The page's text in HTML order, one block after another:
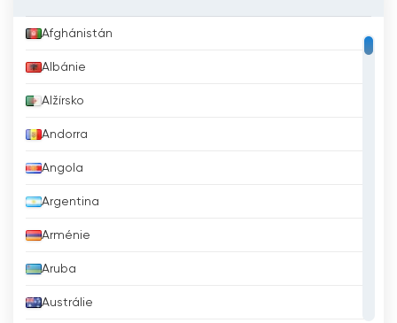
Afghánistán
Albánie
Alžírsko
Andorra
Angola
Argentina
Arménie
Aruba
Austrálie